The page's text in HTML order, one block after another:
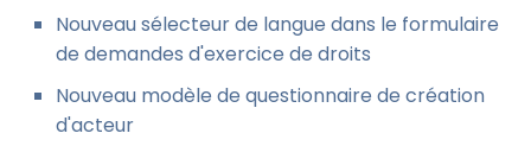
Nouveau sélecteur de langue dans le formulaire
de demandes d'exercice de droits
Nouveau modèle de questionnaire de création
d'acteur